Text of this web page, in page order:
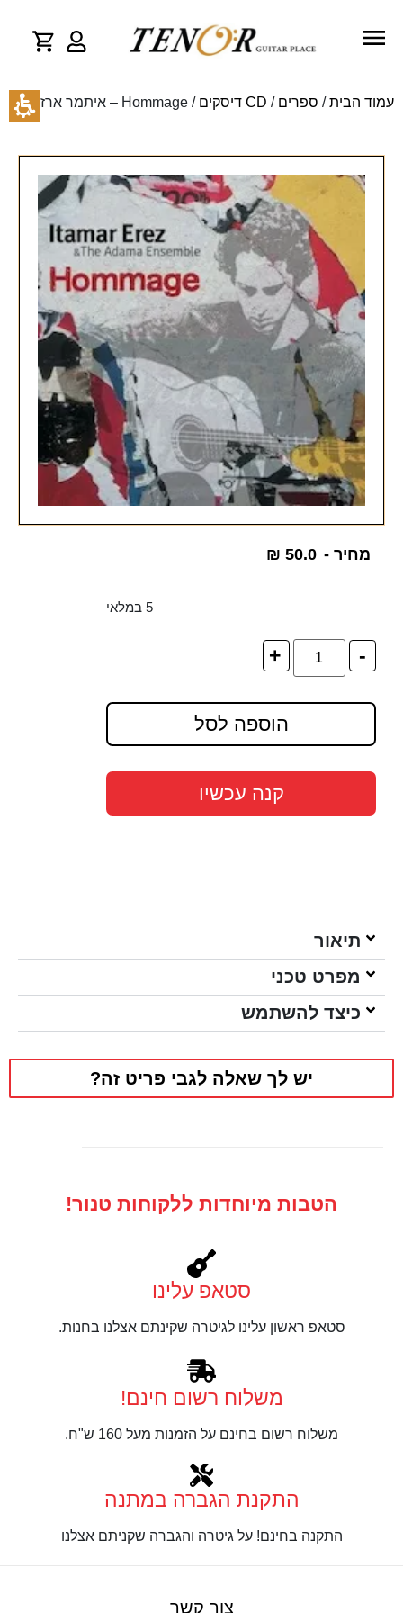
עמוד הבית/ ספרים / CD דיסקים / Hommage – איתמר ארז
מחיר - ₪ 50.0
5 במלאי
-
+
הוספה לסל
קנה עכשיו
תיאור
מפרט טכני
כיצד להשתמש
יש לך שאלה לגבי פריט זה?
הטבות מיוחדות ללקוחות טנור!
סטאפ עלינו
סטאפ ראשון עלינו לגיטרה שקינתם אצלנו בחנות.
משלוח רשום חינם!
משלוח רשום בחינם על הזמנות מעל 160 ש"ח.
התקנת הגברה במתנה
התקנה בחינם! על גיטרה והגברה שקניתם אצלנו
צור קשר